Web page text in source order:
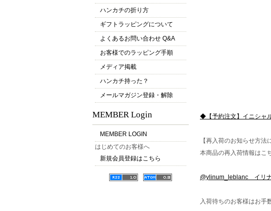
ハンカチの折り方
ギフトラッピングについて
よくあるお問い合わせ Q&A
お客様でのラッピング手順
メディア掲載
ハンカチ持った？
メールマガジン登録・解除
MEMBER Login
MEMBER LOGIN
はじめてのお客様へ
新規会員登録はこちら
◆【予約注文】イニシャ
【再入荷のお知らせ方法
本商品の再入荷情報はこ
@ylinum_leblanc イリ
入荷待ちのお客様はお手